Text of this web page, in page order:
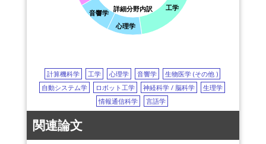
詳細分野内訳 工学
心理学
音響学
計算機科学 工学 心理学 音響学
生物医学 (その他 )
自動システム学
ロボット工学 神経科学 / 脳科学
生理学
情報通信科学
言語学
関連論文